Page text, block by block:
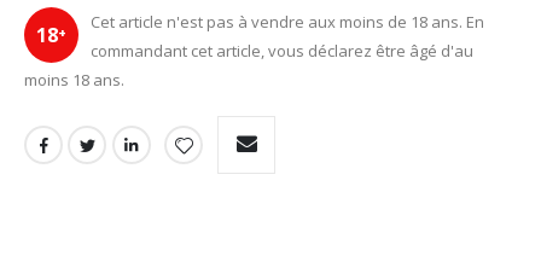
18+
Cet article n'est pas à vendre aux moins de 18 ans. En
commandant cet article, vous déclarez être âgé d'au
moins 18 ans.